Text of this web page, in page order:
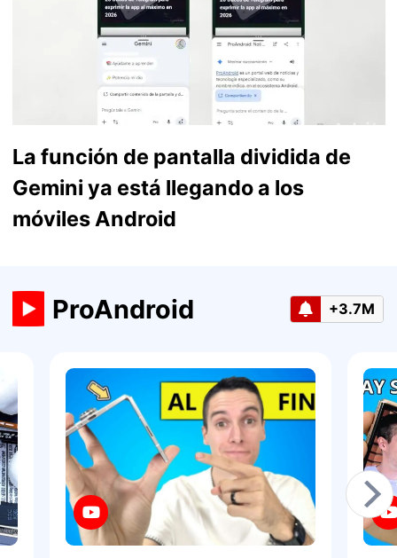
La función de pantalla dividida de
Gemini ya está llegando a los
móviles Android
ProAndroid +3.7M